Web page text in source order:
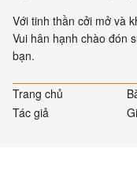
Với tinh thần cởi mở và
Vui hân hạnh chào đón
bạn.
Trang chủ
Tác giả